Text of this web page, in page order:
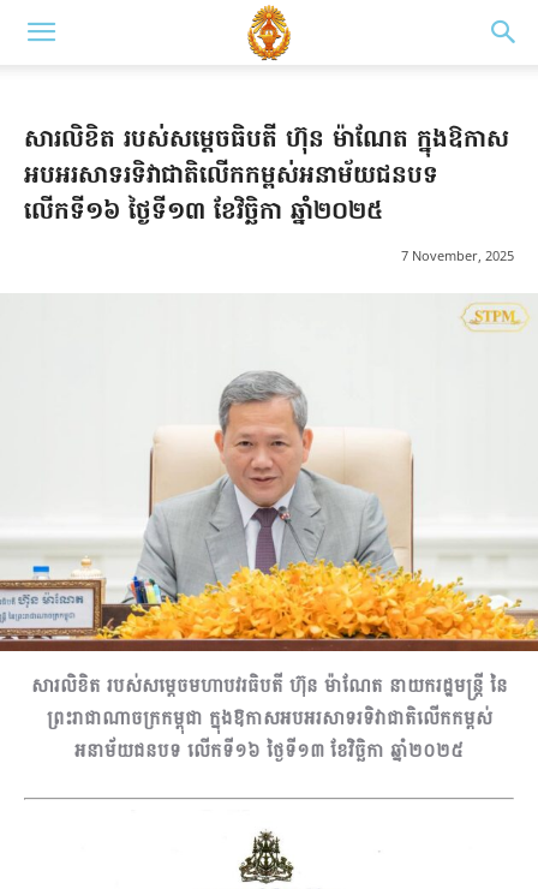
សារលិខិត របស់សម្តេចធិបតី ហ៊ុន ម៉ាណែត ក្នុងឱកាស
អបអរសាទរទិវាជាតិលើកកម្ពស់អនាម័យជនបទ
លើកទី១៦ ថ្ងៃទី១៣ ខែវិច្ឆិកា ឆ្នាំ២០២៥
7 November, 2025
សារលិខិត របស់សម្តេចមហាបវរធិបតី ហ៊ុន ម៉ាណែត នាយក​រដ្ឋមន្ត្រី នៃ
ព្រះរាជាណាចក្រកម្ពុជា ក្នុងឱកាសអបអរសាទរទិវាជាតិលើកកម្ពស់
អនាម័យជនបទ លើកទី១៦ ថ្ងៃទី១៣ ខែវិច្ឆិកា ឆ្នាំ២០២៥